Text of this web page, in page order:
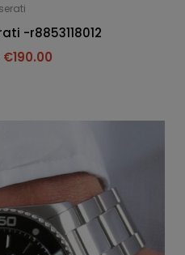
-r8853118012
€190.00